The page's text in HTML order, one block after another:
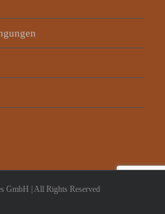
GmbH | All Rights Reserved